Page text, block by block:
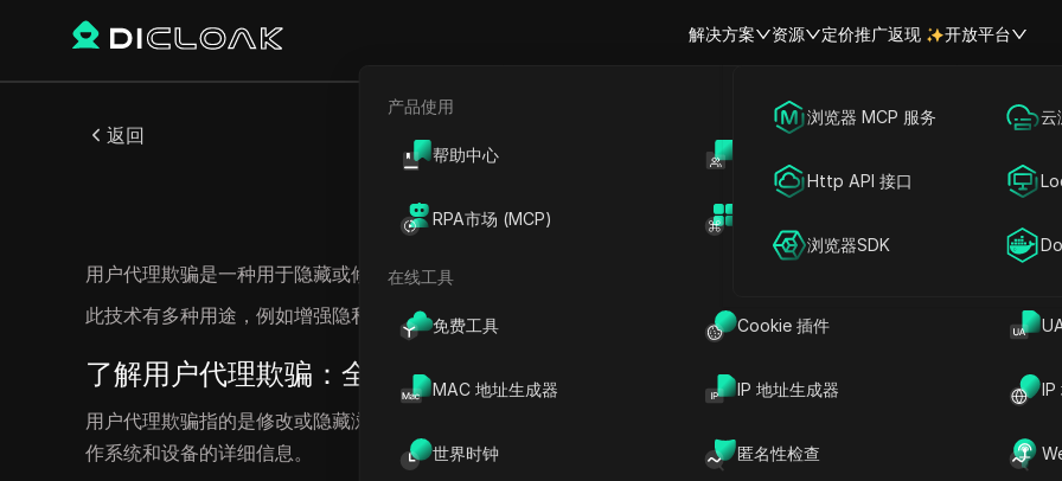
解决方案
海外社媒营销
广告投放
账号共享
资源
产品使用
帮助中心
RPA市场 (MCP)
在线工具
免费工具 Cookie 插件
MAC 地址生成器 IP 地址生成器 IP
世界时钟 匿名性检查
定价推广返现 开放平台
浏览器 MCP 服务 云
Http API 接口
浏览器SDK
返回
用户代理伪装
用户代理欺骗是一种用于隐藏或修改浏览器传输给网站的用户代理字符串的方法。
此技术有多种用途，例如增强隐私性、规避内容限制或跨多个浏览器测试网站。
了解用户代理欺骗：全面概述
用户代理欺骗指的是修改或隐藏浏览器传输给网络服务器的用户代理字符串的做法。该字符串通常包含有关所用浏览
作系统和设备的详细信息。